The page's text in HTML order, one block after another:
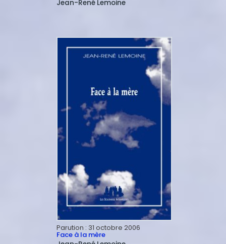
Jean-René Lemoine
Parution : 31 octobre 2006
Face à la mère